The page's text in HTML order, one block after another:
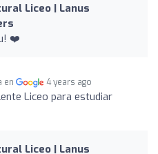
Liceo | Lanus
❤️
en 4 years ago
Liceo para estudiar
Liceo | Lanus